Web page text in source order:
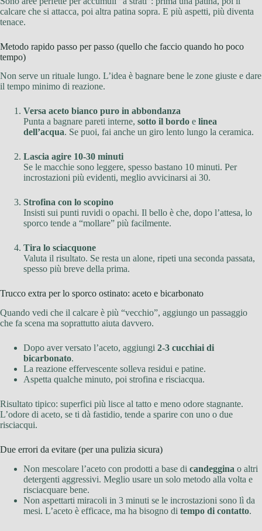
calcare che si attacca, poi altra patina sopra. E più aspetti, più diventa
tenace.
Metodo rapido passo per passo (quello che faccio quando ho poco
tempo)
Non serve un rituale lungo. L’idea è bagnare bene le zone giuste e dare
il tempo minimo di reazione.
Versa aceto bianco puro in abbondanza
Punta a bagnare pareti interne, sotto il bordo e linea
dell’acqua. Se puoi, fai anche un giro lento lungo la ceramica.
Lascia agire 10-30 minuti
Se le macchie sono leggere, spesso bastano 10 minuti. Per
incrostazioni più evidenti, meglio avvicinarsi ai 30.
Strofina con lo scopino
Insisti sui punti ruvidi o opachi. Il bello è che, dopo l’attesa, lo
sporco tende a “mollare” più facilmente.
Tira lo sciacquone
Valuta il risultato. Se resta un alone, ripeti una seconda passata,
spesso più breve della prima.
Trucco extra per lo sporco ostinato: aceto e bicarbonato
Quando vedi che il calcare è più “vecchio”, aggiungo un passaggio
che fa scena ma soprattutto aiuta davvero.
Dopo aver versato l’aceto, aggiungi 2-3 cucchiai di
bicarbonato.
La reazione effervescente solleva residui e patine.
Aspetta qualche minuto, poi strofina e risciacqua.
Risultato tipico: superfici più lisce al tatto e meno odore stagnante.
L’odore di aceto, se ti dà fastidio, tende a sparire con uno o due
risciacqui.
Due errori da evitare (per una pulizia sicura)
Non mescolare l’aceto con prodotti a base di candeggina o altri
detergenti aggressivi. Meglio usare un solo metodo alla volta e
risciacquare bene.
Non aspettarti miracoli in 3 minuti se le incrostazioni sono lì da
mesi. L’aceto è efficace, ma ha bisogno di tempo di contatto.